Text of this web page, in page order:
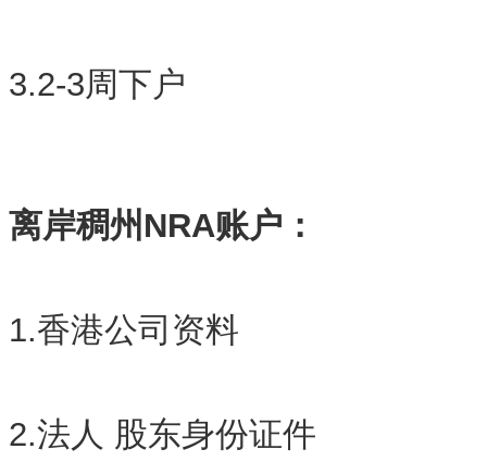
3.2-3周下户
离岸稠州NRA账户：
1.香港公司资料
2.法人 股东身份证件